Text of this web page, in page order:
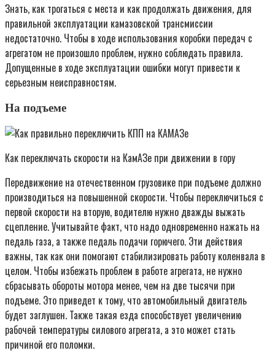
Знать, как трогаться с места и как продолжать движения, для
правильной эксплуатации камазовской трансмиссии
недостаточно. Чтобы в ходе использования коробки передач с
агрегатом не произошло проблем, нужно соблюдать правила.
Допущенные в ходе эксплуатации ошибки могут привести к
серьезным неисправностям.
На подъеме
Как переключать скорости на КамАЗе при движении в гору
Передвижение на отечественном грузовике при подъеме должно
производиться на повышенной скорости. Чтобы переключиться с
первой скорости на вторую, водителю нужно дважды выжать
сцепление. Учитывайте факт, что надо одновременно нажать на
педаль газа, а также педаль подачи горючего. Эти действия
важны, так как они помогают стабилизировать работу коленвала в
целом. Чтобы избежать проблем в работе агрегата, не нужно
сбрасывать обороты мотора менее, чем на две тысячи при
подъеме. Это приведет к тому, что автомобильный двигатель
будет заглушен. Также такая езда способствует увеличению
рабочей температуры силового агрегата, а это может стать
причиной его поломки.